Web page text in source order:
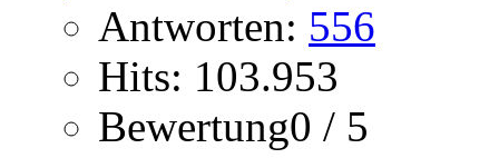
Antworten: 556
Hits: 103.953
Bewertung0 / 5